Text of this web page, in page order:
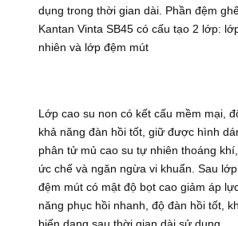
dụng trong thời gian dài. Phần đệm
Kantan Vinta SB45 có cấu tạo 2 lớp:
nhiên và lớp đệm mút
Lớp cao su non có kết cấu mềm mại,
khả năng đàn hồi tốt, giữ được hình
phân tử mủ cao su tự nhiên thoáng
ức chế và ngăn ngừa vi khuẩn. Sau
đệm mút có mật độ bọt cao giảm áp
năng phục hồi nhanh, độ đàn hồi tốt,